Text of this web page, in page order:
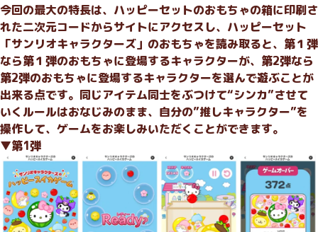
今回の最大の特長は、ハッピーセットのおもちゃの箱に印刷さ
れた二次元コードからサイトにアクセスし、ハッピーセット
「サンリオキャラクターズ」のおもちゃを読み取ると、第１弾
なら第１弾のおもちゃに登場するキャラクターが、第2弾なら
第2弾のおもちゃに登場するキャラクターを選んで遊ぶことが
出来る点です。同じアイテム同士をぶつけて“シンカ”させて
いくルールはおなじみのまま、自分の”推しキャラクター”を
操作して、ゲームをお楽しみいただくことができます。
▼第1弾